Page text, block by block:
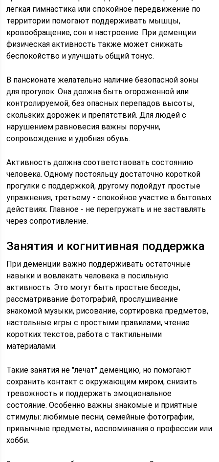
легкая гимнастика или спокойное передвижение по
территории помогают поддерживать мышцы,
кровообращение, сон и настроение. При деменции
физическая активность также может снижать
беспокойство и улучшать общий тонус.
В пансионате желательно наличие безопасной зоны
для прогулок. Она должна быть огороженной или
контролируемой, без опасных перепадов высоты,
скользких дорожек и препятствий. Для людей с
нарушением равновесия важны поручни,
сопровождение и удобная обувь.
Активность должна соответствовать состоянию
человека. Одному постояльцу достаточно короткой
прогулки с поддержкой, другому подойдут простые
упражнения, третьему - спокойное участие в бытовых
действиях. Главное - не перегружать и не заставлять
через сопротивление.
Занятия и когнитивная поддержка
При деменции важно поддерживать остаточные
навыки и вовлекать человека в посильную
активность. Это могут быть простые беседы,
рассматривание фотографий, прослушивание
знакомой музыки, рисование, сортировка предметов,
настольные игры с простыми правилами, чтение
коротких текстов, работа с тактильными
материалами.
Такие занятия не "лечат" деменцию, но помогают
сохранить контакт с окружающим миром, снизить
тревожность и поддержать эмоциональное
состояние. Особенно важны знакомые и приятные
стимулы: любимые песни, семейные фотографии,
привычные предметы, воспоминания о профессии или
хобби.